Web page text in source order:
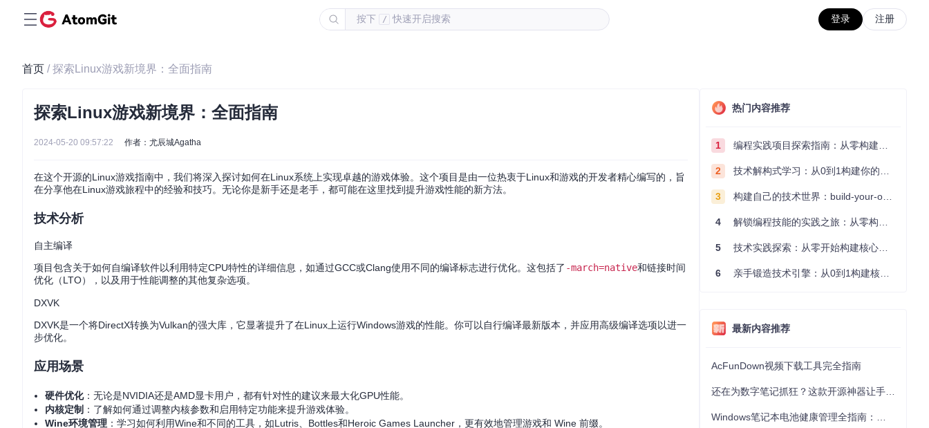
按下 / 快速开启搜索 登录 注册
首页 / 探索Linux游戏新境界：全面指南
探索Linux游戏新境界：全面指南
2024-05-20 09:57:22 作者：尤辰城Agatha
在这个开源的Linux游戏指南中，我们将深入探讨如何在Linux系统上实现卓越的游戏体验。这个项目是由一位热衷于Linux和游戏的开发者精心编写的，旨
在分享他在Linux游戏旅程中的经验和技巧。无论你是新手还是老手，都可能在这里找到提升游戏性能的新方法。
技术分析
自主编译
项目包含关于如何自编译软件以利用特定CPU特性的详细信息，如通过GCC或Clang使用不同的编译标志进行优化。这包括了 -march=native和链接时间
优化（LTO），以及用于性能调整的其他复杂选项。
DXVK
DXVK是一个将DirectX转换为Vulkan的强大库，它显著提升了在Linux上运行Windows游戏的性能。你可以自行编译最新版本，并应用高级编译选项以进一
步优化。
应用场景
硬件优化：无论是NVIDIA还是AMD显卡用户，都有针对性的建议来最大化GPU性能。
内核定制 ：了解如何通过调整内核参数和启用特定功能来提升游戏体验。
Wine环境管理 ：学习如何利用Wine和不同的工具，如Lutris、Bottles和Heroic Games Launcher，更有效地管理游戏和 Wine 前缀。
热门内容推荐
1 编程实践项目探索指南：从零构建技术能力体系
2 技术解构式学习：从0到1构建你的编程知识体系
3 构建自己的技术世界：build-your-own-x项目的实践探索指南
4 解锁编程技能的实践之旅：从零构建你的技术世界
5 技术实践探索：从零开始构建核心系统的实践指南
6 亲手锻造技术引擎：从0到1构建核心系统的实践指南
最新内容推荐
AcFunDown视频下载工具完全指南